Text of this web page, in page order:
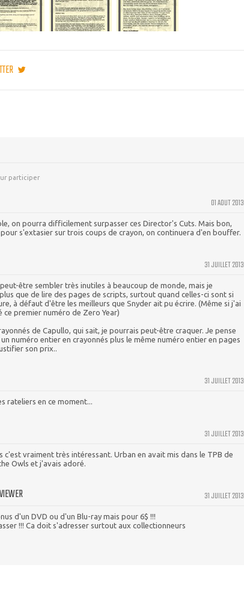
participer
01 AOUT 2013
on pourra difficilement surpasser ces Director's Cuts. Mais bon,
s'extasier sur trois coups de crayon, on continuera d'en bouffer.
31 JUILLET 2013
être sembler très inutiles à beaucoup de monde, mais je
que de lire des pages de scripts, surtout quand celles-ci sont si
à défaut d'être les meilleurs que Snyder ait pu écrire. (Même si j'ai
ce premier numéro de Zero Year)
de Capullo, qui sait, je pourrais peut-être craquer. Je pense
numéro entier en crayonnés plus le même numéro entier en pages
son prix..
31 JUILLET 2013
rateliers en ce moment...
31 JUILLET 2013
c'est vraiment très intéressant. Urban en avait mis dans le TPB de
Owls et j'avais adoré.
31 JUILLET 2013
d'un DVD ou d'un Blu-ray mais pour 6$ !!!
!!! Ca doit s'adresser surtout aux collectionneurs